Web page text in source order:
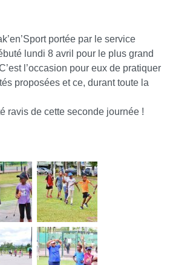
portée par le service
lundi 8 avril pour le plus grand
l’occasion pour eux de pratiquer
proposées et ce, durant toute la
ravis de cette seconde journée !